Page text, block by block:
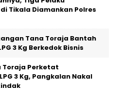
Tikala Diamankan Polres
Tana Toraja Bantah
3 Kg Berkedok Bisnis
Toraja Perketat
3 Kg, Pangkalan Nakal